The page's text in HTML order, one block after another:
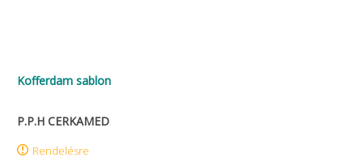
Kofferdam sablon
P.P.H CERKAMED
Rendelésre